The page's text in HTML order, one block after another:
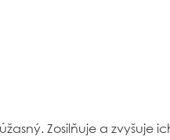
Zosilňuje a zvyšuje